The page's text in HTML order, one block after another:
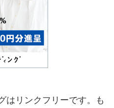
はリンクフリーです。も